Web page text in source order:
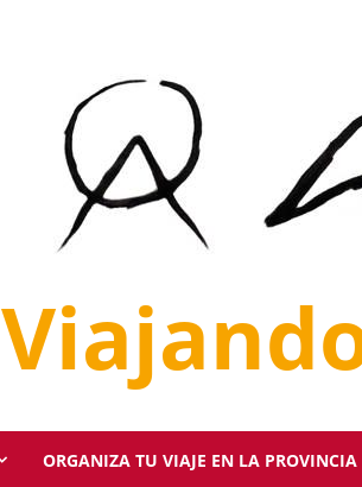
ORGANIZA TU VIAJE EN LA PROVINCIA